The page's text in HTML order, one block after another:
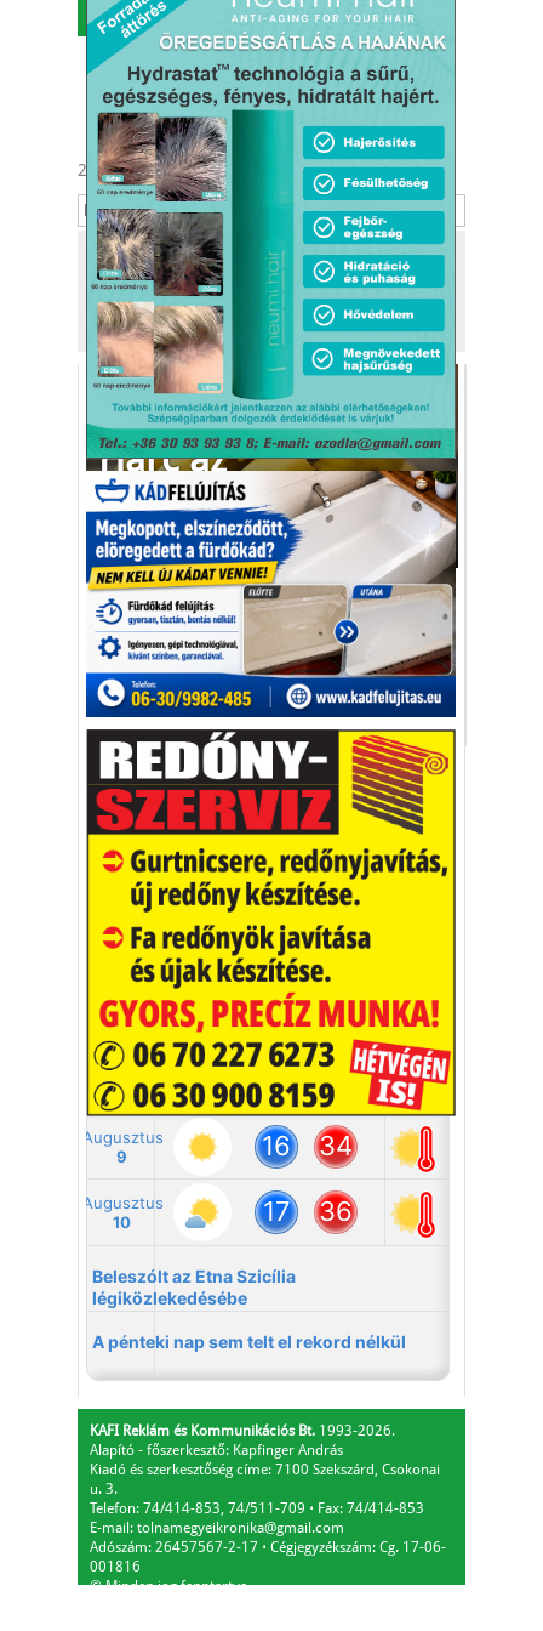
MENÜ
2026. augusztus 9.
Tekintse meg
a kiadónk, aKafi Bt.
más tevékenységét is!
Harc az
alultápláltság ellen
Egészség-életmód
Az afrikai gyerekek súlyos A-vitamin
hiányát megoldó szuperbanánt állítottak
elő.
Banana21 projekt A-vitamin szuperbanán
Kaktusz
Vakációs őrület
A nyaralás extrém
helyzeteket teremt, nagyon
sokan kalandot, kihívást
keresnek.
Vélemény rovat cikkei
Újságlapozó
A nagyvilág képekben
KAFI Reklám és Kommunikációs Bt. 1993-2026.
Alapító - főszerkesztő: Kapfinger András
Kiadó és szerkesztőség címe: 7100 Szekszárd, Csokonai
u. 3.
Telefon: 74/414-853, 74/511-709 ⋅ Fax: 74/414-853
E-mail: tolnamegyeikronika@gmail.com
Adószám: 26457567-2-17 ⋅ Cégjegyzékszám: Cg. 17-06-
001816
© Minden jog fenntartva.